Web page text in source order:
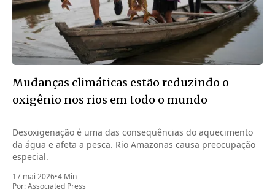
Mudanças climáticas estão reduzindo o
oxigênio nos rios em todo o mundo
Desoxigenação é uma das consequências do aquecimento
da água e afeta a pesca. Rio Amazonas causa preocupação
especial.
17 mai 2026•4 Min
Por:Associated Press